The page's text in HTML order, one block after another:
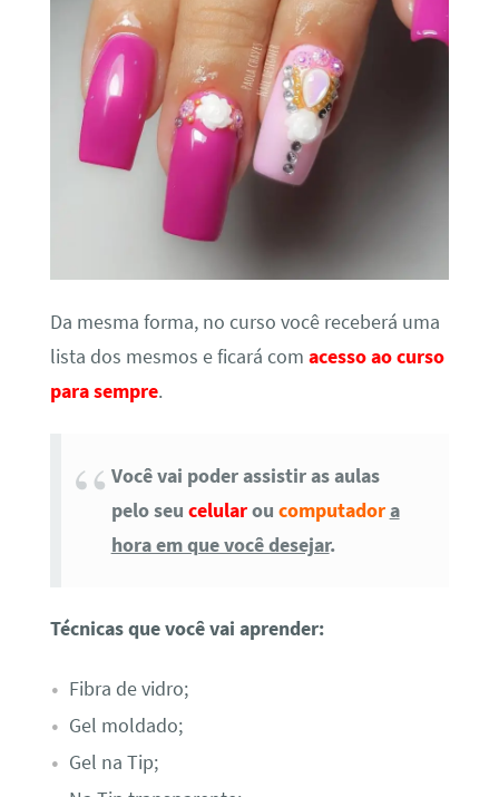
Da mesma forma, no curso você receberá uma
lista dos mesmos e ficará com acesso ao curso
para sempre.
Você vai poder assistir as aulas
pelo seu celularou computador a
hora em que você desejar.
Técnicas que você vai aprender:
Fibra de vidro;
Gel moldado;
Gel na Tip;